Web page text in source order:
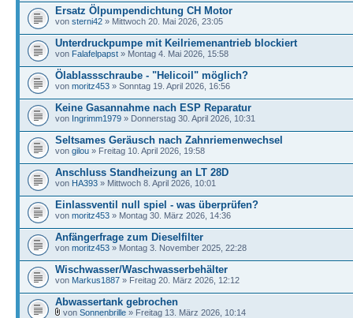
Ersatz Ölpumpendichtung CH Motor
von sterni42 » Mittwoch 20. Mai 2026, 23:05
Unterdruckpumpe mit Keilriemenantrieb blockiert
von Falafelpapst » Montag 4. Mai 2026, 15:58
Ölablassschraube - "Helicoil" möglich?
von moritz453 » Sonntag 19. April 2026, 16:56
Keine Gasannahme nach ESP Reparatur
von Ingrimm1979 » Donnerstag 30. April 2026, 10:31
Seltsames Geräusch nach Zahnriemenwechsel
von gilou » Freitag 10. April 2026, 19:58
Anschluss Standheizung an LT 28D
von HA393 » Mittwoch 8. April 2026, 10:01
Einlassventil null spiel - was überprüfen?
von moritz453 » Montag 30. März 2026, 14:36
Anfängerfrage zum Dieselfilter
von moritz453 » Montag 3. November 2025, 22:28
Wischwasser/Waschwasserbehälter
von Markus1887 » Freitag 20. März 2026, 12:12
Abwassertank gebrochen
von Sonnenbrille » Freitag 13. März 2026, 10:14